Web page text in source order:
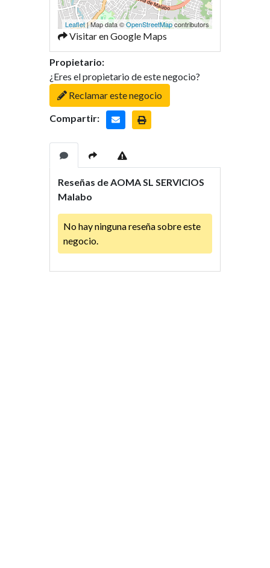
Leaflet| Map data ©OpenStreetMapcontributors
Visitar en Google Maps
Propietario:
¿Eres el propietario de este negocio?
Reclamar este negocio
Compartir:
Reseñas de AOMA SL SERVICIOS
Malabo
No hay ninguna reseña sobre este
negocio.